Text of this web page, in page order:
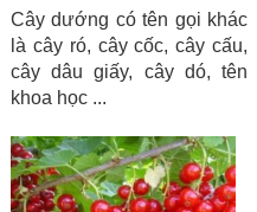
Cây dướng có tên gọi khác
là cây ró, cây cốc, cây cấu,
cây dâu giấy, cây dó, tên
khoa học ...